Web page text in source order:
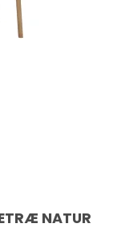
NATUR